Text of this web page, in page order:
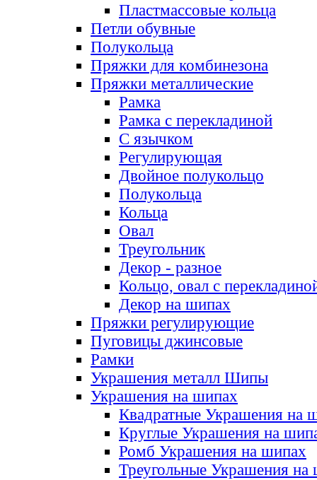
Пластмассовые кольца
Петли обувные
Полукольца
Пряжки для комбинезона
Пряжки металлические
Рамка
Рамка с перекладиной
С язычком
Регулирующая
Двойное полукольцо
Полукольца
Кольца
Овал
Треугольник
Декор - разное
Кольцо, овал с
Декор на шипах
Пряжки регулирующие
Пуговицы джинсовые
Рамки
Украшения металл Шипы
Украшения на шипах
Квадратные Украшения на
Круглые Украшения на
Ромб Украшения на шипах
Треугольные Украшения на